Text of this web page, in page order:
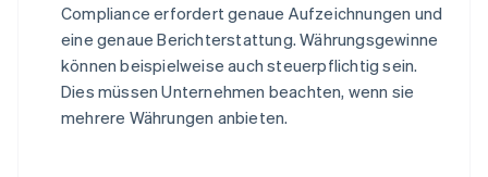
Compliance erfordert genaue Aufzeichnungen und
eine genaue Berichterstattung. Währungsgewinne
können beispielweise auch steuerpflichtig sein.
Dies müssen Unternehmen beachten, wenn sie
mehrere Währungen anbieten.